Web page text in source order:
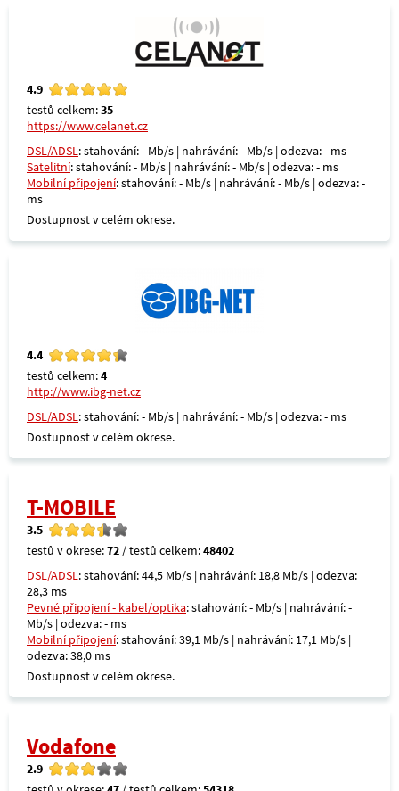
4.9
testů celkem:35
https://www.celanet.cz
DSL/ADSL: stahování: - Mb/s | nahrávání: - Mb/s | odezva: - ms
Satelitní: stahování: - Mb/s | nahrávání: - Mb/s | odezva: - ms
Mobilní připojení: stahování: - Mb/s | nahrávání: - Mb/s | odezva: -
ms
Dostupnost v celém okrese.
4.4
testů celkem:4
http://www.ibg-net.cz
DSL/ADSL: stahování: - Mb/s | nahrávání: - Mb/s | odezva: - ms
Dostupnost v celém okrese.
T-MOBILE
3.5
testů v okrese:72 / testů celkem:48402
DSL/ADSL: stahování: 44,5 Mb/s | nahrávání: 18,8 Mb/s | odezva:
28,3 ms
Pevné připojení - kabel/optika: stahování: - Mb/s | nahrávání: -
Mb/s | odezva: - ms
Mobilní připojení: stahování: 39,1 Mb/s | nahrávání: 17,1 Mb/s |
odezva: 38,0 ms
Dostupnost v celém okrese.
Vodafone
2.9